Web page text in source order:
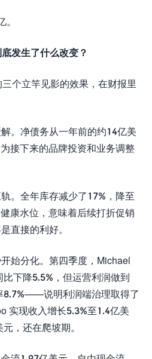
发生了什么改变？
个立竿见影的效果，在财报里
。净债务从一年前的约14亿美
接下来的品牌投资和业务调整
。全年库存减少了17%，降至
康水位，意味着后续打折促销
直接的利好。
始分化。第四季度，Michael
下降5.5%，但运营利润做到
8.7%——说明利润端治理取得了
实现收入增长5.3%至1.4亿美
，还在爬坡期。